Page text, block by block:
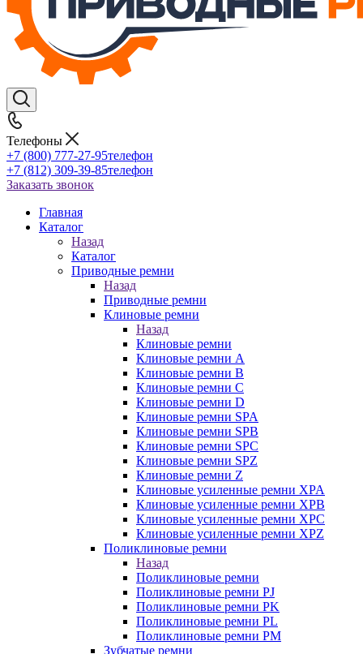
Телефоны
+7 (800) 777-27-95телефон
+7 (812) 309-39-85телефон
Заказать звонок
Главная
Каталог
Назад
Каталог
Приводные ремни
Назад
Приводные ремни
Клиновые ремни
Назад
Клиновые ремни
Клиновые ремни A
Клиновые ремни B
Клиновые ремни C
Клиновые ремни D
Клиновые ремни SPA
Клиновые ремни SPB
Клиновые ремни SPC
Клиновые ремни SPZ
Клиновые ремни Z
Клиновые усиленные ремни XPA
Клиновые усиленные ремни XPB
Клиновые усиленные ремни XPC
Клиновые усиленные ремни XPZ
Поликлиновые ремни
Назад
Поликлиновые ремни
Поликлиновые ремни PJ
Поликлиновые ремни PK
Поликлиновые ремни PL
Поликлиновые ремни PM
Зубчатые ремни